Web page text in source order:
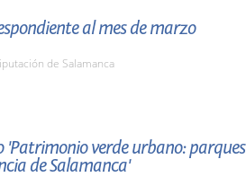
al mes de marzo
de Salamanca
'Patrimonio verde urbano: parques
de Salamanca'